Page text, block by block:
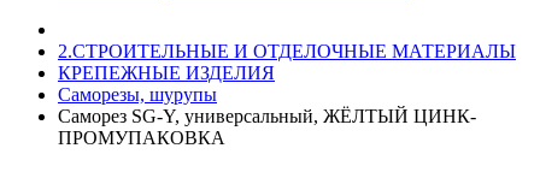
2.СТРОИТЕЛЬНЫЕ И ОТДЕЛОЧНЫЕ МАТЕРИАЛЫ
КРЕПЕЖНЫЕ ИЗДЕЛИЯ
Саморезы, шурупы
Саморез SG-Y, универсальный, ЖЁЛТЫЙ ЦИНК-
ПРОМУПАКОВКА